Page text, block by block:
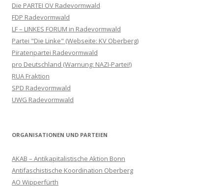
Die PARTEI OV Radevormwald
FDP Radevormwald
LF – LINKES FORUM in Radevormwald
Partei "Die Linke" (Webseite: KV Oberberg)
Piratenpartei Radevormwald
pro Deutschland (Warnung: NAZI-Partei!)
RUA Fraktion
SPD Radevormwald
UWG Radevormwald
ORGANISATIONEN UND PARTEIEN
AKAB – Antikapitalistische Aktion Bonn
Antifaschistische Koordination Oberberg
AO Wipperfürth